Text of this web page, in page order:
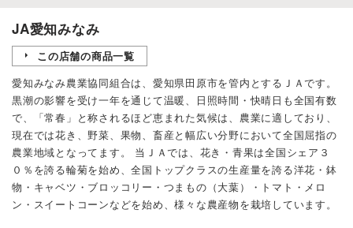
JA愛知みなみ
この店舗の商品一覧
愛知みなみ農業協同組合は、愛知県田原市を管内とするＪＡです。
黒潮の影響を受け一年を通じて温暖、日照時間・快晴日も全国有数
で、「常春」と称されるほど恵まれた気候は、農業に適しており、
現在では花き、野菜、果物、畜産と幅広い分野において全国屈指の
農業地域となってます。 当ＪＡでは、花き・青果は全国シェア３
０％を誇る輪菊を始め、全国トップクラスの生産量を誇る洋花・鉢
物・キャベツ・ブロッコリー・つまもの（大葉）・トマト・メロ
ン・スイートコーンなどを始め、様々な農産物を栽培しています。